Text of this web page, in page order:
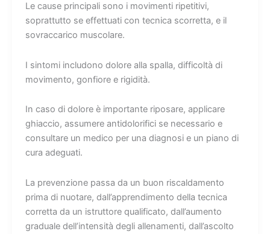
Le cause principali sono i movimenti ripetitivi,
soprattutto se effettuati con tecnica scorretta, e il
sovraccarico muscolare.
I sintomi includono dolore alla spalla, difficoltà di
movimento, gonfiore e rigidità.
In caso di dolore è importante riposare, applicare
ghiaccio, assumere antidolorifici se necessario e
consultare un medico per una diagnosi e un piano di
cura adeguati.
La prevenzione passa da un buon riscaldamento
prima di nuotare, dall’apprendimento della tecnica
corretta da un istruttore qualificato, dall’aumento
graduale dell’intensità degli allenamenti, dall’ascolto